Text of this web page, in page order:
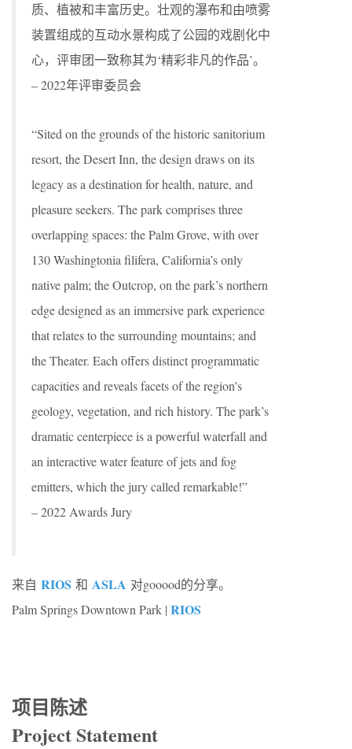
质、植被和丰富历史。壮观的瀑布和由喷雾
装置组成的互动水景构成了公园的戏剧化中
心，评审团一致称其为‘精彩非凡的作品’。
– 2022年评审委员会
“Sited on the grounds of the historic sanitorium
resort, the Desert Inn, the design draws on its
legacy as a destination for health, nature, and
pleasure seekers. The park comprises three
overlapping spaces: the Palm Grove, with over
130 Washingtonia filifera, California’s only
native palm; the Outcrop, on the park’s northern
edge designed as an immersive park experience
that relates to the surrounding mountains; and
the Theater. Each offers distinct programmatic
capacities and reveals facets of the region’s
geology, vegetation, and rich history. The park’s
dramatic centerpiece is a powerful waterfall and
an interactive water feature of jets and fog
emitters, which the jury called remarkable!”
– 2022 Awards Jury
来自 RIOS 和 ASLA 对gooood的分享。
Palm Springs Downtown Park | RIOS
项目陈述
Project Statement